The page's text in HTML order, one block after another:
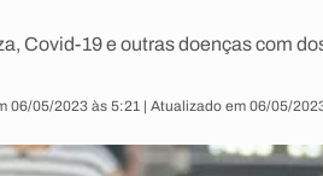
Covid-19 e outras doenças com
06/05/2023 às 5:21 | Atualizado em 06/05/